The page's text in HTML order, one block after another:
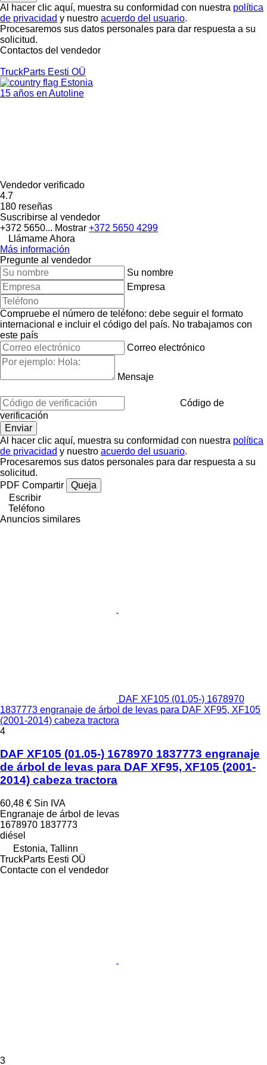
Al hacer clic aquí, muestra su conformidad con nuestra política
de privacidad y nuestro acuerdo del usuario.
Procesaremos sus datos personales para dar respuesta a su
solicitud.
Contactos del vendedor
TruckParts Eesti OÜ
Estonia
15 años en Autoline
Vendedor verificado
4.7
180 reseñas
Suscribirse al vendedor
+372 5650... Mostrar +372 5650 4299
Llámame Ahora
Más información
Pregunte al vendedor
Su nombre
Empresa
Compruebe el número de teléfono: debe seguir el formato
internacional e incluir el código del país. No trabajamos con
este país
Correo electrónico
Mensaje
Código de
verificación
Al hacer clic aquí, muestra su conformidad con nuestra política
de privacidad y nuestro acuerdo del usuario.
Procesaremos sus datos personales para dar respuesta a su
solicitud.
PDF Compartir
Queja
Escribir
Teléfono
Anuncios similares
DAF XF105 (01.05-) 1678970
1837773 engranaje de árbol de levas para DAF XF95, XF105
(2001-2014) cabeza tractora
4
DAF XF105 (01.05-) 1678970 1837773 engranaje
de árbol de levas para DAF XF95, XF105 (2001-
2014) cabeza tractora
60,48 € Sin IVA
Engranaje de árbol de levas
1678970 1837773
diésel
Estonia, Tallinn
TruckParts Eesti OÜ
Contacte con el vendedor
3